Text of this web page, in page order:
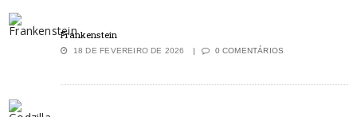
Frankenstein
18 DE FEVEREIRO DE 2026 0 COMENTÁRIOS